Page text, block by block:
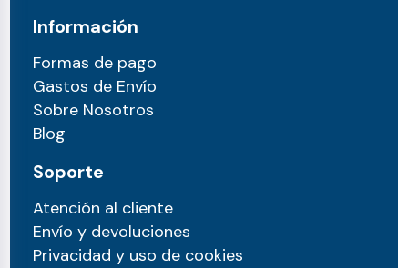
Información
Formas de pago
Gastos de Envío
Sobre Nosotros
Blog
Soporte
Atención al cliente
Envío y devoluciones
Privacidad y uso de cookies